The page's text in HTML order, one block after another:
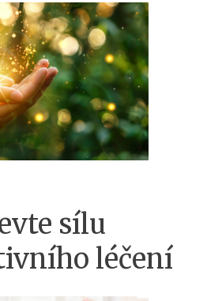
sílu
léčení